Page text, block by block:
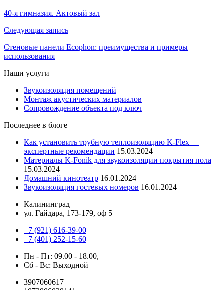
по
записям
40-я гимназия. Актовый зал
Следующая запись
Стеновые панели Ecophon: преимущества и примеры
использования
Наши услуги
Звукоизоляция помещений
Монтаж акустических материалов
Сопровождение объекта под ключ
Последнее в блоге
Как установить трубную теплоизоляцию K-Flex —
экспертные рекомендации 15.03.2024
Материалы K-Fonik для звукоизоляции покрытия пола
15.03.2024
Домашний кинотеатр 16.01.2024
Звукоизоляция гостевых номеров 16.01.2024
Калининград
ул. Гайдара, 173-179, оф 5
+7 (921) 616-39-00
+7 (401) 252-15-60
Пн - Пт: 09.00 - 18.00,
Сб - Вс: Выходной
3907060617